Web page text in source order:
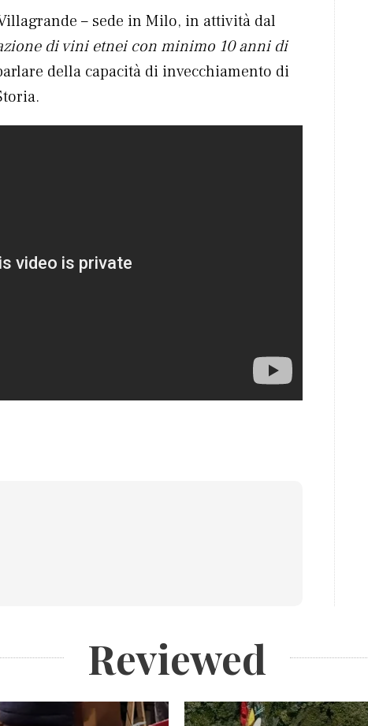
– sede in Milo, in attività dal
di vini etnei con minimo 10 anni di
della capacità di invecchiamento di
Reviewed